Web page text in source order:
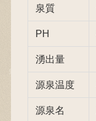
泉質
PH
湧出量
源泉温度
源泉名